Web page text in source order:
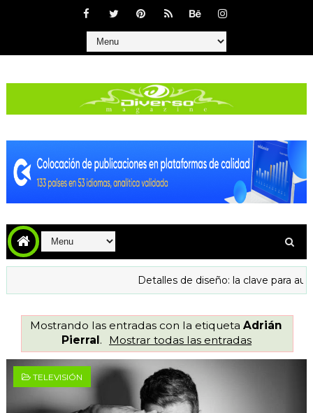
Detalles de diseño: la clave para
Mostrando las entradas con la etiquetaAdrián
Pierral . Mostrar todas las entradas
TELEVISIÓN